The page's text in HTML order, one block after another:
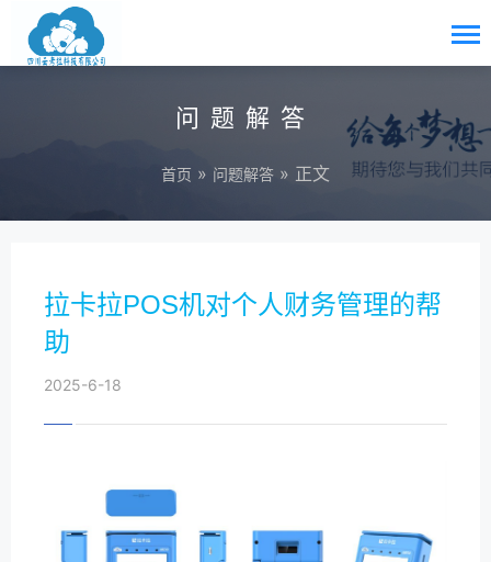
问题解答
首页 » 问题解答 » 正文
拉卡拉POS机对个人财务管理的帮
助
2025-6-18